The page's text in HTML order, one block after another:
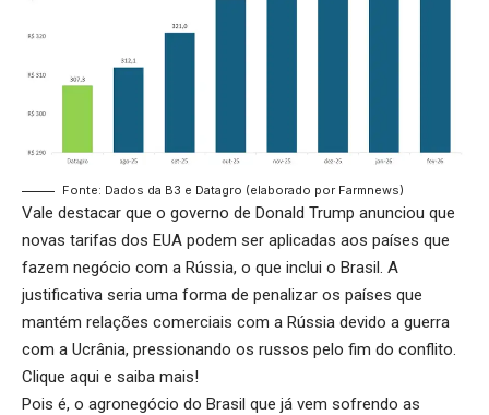
Fonte: Dados da B3 e Datagro (elaborado por Farmnews)
Vale destacar que o governo de Donald Trump anunciou que
novas tarifas dos EUA podem ser aplicadas aos países que
fazem negócio com a Rússia, o que inclui o Brasil. A
justificativa seria uma forma de penalizar os países que
mantém relações comerciais com a Rússia devido a guerra
com a Ucrânia, pressionando os russos pelo fim do conflito.
Clique aqui e saiba mais!
Pois é, o agronegócio do Brasil que já vem sofrendo as